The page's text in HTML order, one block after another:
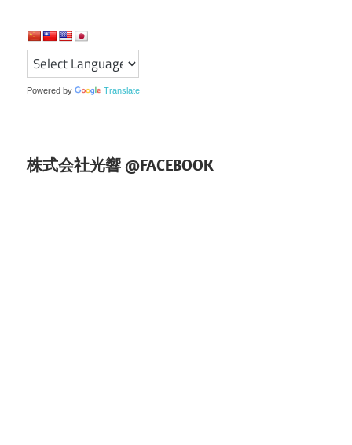
シ
ョ
ン
Powered by Translate
株式会社光響 @FACEBOOK